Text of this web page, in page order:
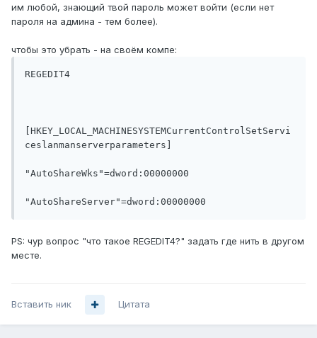
им любой, знающий твой пароль может войти (если нет
пароля на админа - тем более).
чтобы это убрать - на своём компе:
REGEDIT4
[HKEY_LOCAL_MACHINESYSTEMCurrentControlSetServi
ceslanmanserverparameters]
"AutoShareWks"=dword:00000000
"AutoShareServer"=dword:00000000
PS: чур вопрос "что такое REGEDIT4?" задать где нить в другом
месте.
Вставить ник Цитата